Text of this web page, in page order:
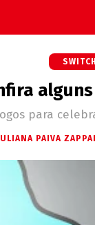
SWITCH
para